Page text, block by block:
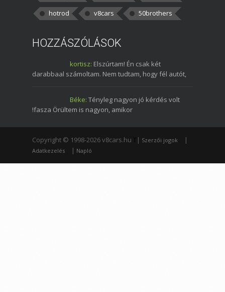
hotrod
v8cars 50brothers
HOZZÁSZÓLÁSOK
kortisz: Elszúrtam! Én csak két
darabbaal számoltam. Nem tudtam, hogy fél autót,
Béke: Tényleg nagyon jó kérdés volt
!fasza Örültem is nagyon, amikor
Copyright © 1998-2026 v8cars.hu | Szerzői jogok |
Adatkezelés | Napló